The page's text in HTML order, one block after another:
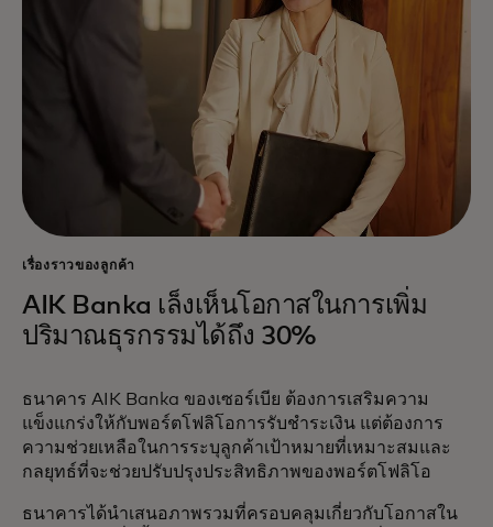
เรื่องราวของลูกค้า
AIK Banka เล็งเห็นโอกาสในการเพิ่ม
ปริมาณธุรกรรมได้ถึง 30%
ธนาคาร AIK Banka ของเซอร์เบีย ต้องการเสริมความ
แข็งแกร่งให้กับพอร์ตโฟลิโอการรับชำระเงิน แต่ต้องการ
ความช่วยเหลือในการระบุลูกค้าเป้าหมายที่เหมาะสมและ
กลยุทธ์ที่จะช่วยปรับปรุงประสิทธิภาพของพอร์ตโฟลิโอ
ธนาคารได้นำเสนอภาพรวมที่ครอบคลุมเกี่ยวกับโอกาสใน